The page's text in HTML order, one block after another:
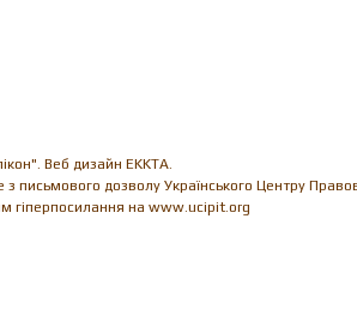
Веб дизайн EKKTA.
письмового дозволу Українського Центру
гіперпосилання на www.ucipit.org